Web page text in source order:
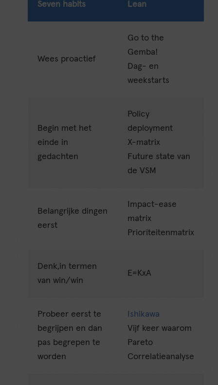
Seven habits Lean
Wees proactief
Go to the
Gemba!
Dag- en
weekstarts
Begin met het
einde in
gedachten
Policy
deployment
X-matrix
Future state van
de VSM
Belangrijke dingen
eerst
Impact-ease
matrix
Prioriteitenmatrix
Denk,in termen
van win/win
E=KxA
Probeer eerst te
begrijpen en dan
pas begrepen te
worden
Ishikawa
Vijf keer waarom
Pareto
Correlatieanalyse